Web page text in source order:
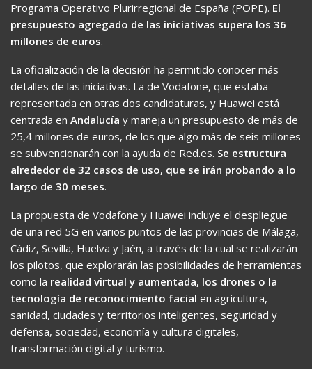
Programa Operativo Plurirregional de España (POPE). El
presupuesto agregado de las iniciativas supera los 36
millones de euros.
La oficialización de la decisión ha permitido conocer más
detalles de las iniciativas. La de Vodafone, que estaba
representada en otras dos candidaturas, y Huawei está
centrada en Andalucía y maneja un presupuesto de más de
25,4 millones de euros, de los que algo más de seis millones
se subvencionarán con la ayuda de Red.es. Se estructura
alrededor de 32 casos de uso, que se irán probando a lo
largo de 30 meses.
La propuesta de Vodafone y Huawei incluye el despliegue
de una red 5G en varios puntos de las provincias de Málaga,
Cádiz, Sevilla, Huelva y Jaén, a través de la cual se realizarán
los pilotos, que explorarán las posibilidades de herramientas
como la realidad virtual y aumentada, los drones o la
tecnología de reconocimiento facial en agricultura,
sanidad, ciudades y territorios inteligentes, seguridad y
defensa, sociedad, economía y cultura digitales,
transformación digital y turismo.